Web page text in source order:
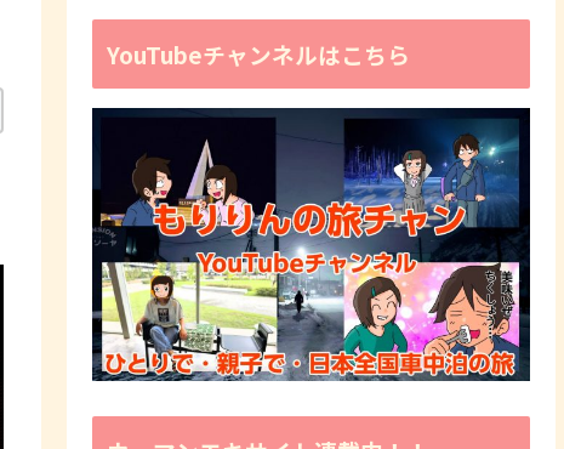
YouTubeチャンネルはこちら